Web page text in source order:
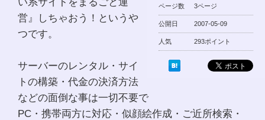
ページ数 3ページ
公開日 2007-05-09
人気 293ポイント
営』しちゃおう！というや
つです。
サーバーのレンタル・サイ
トの構築・代金の決済方法
などの面倒な事は一切不要で
PC・携帯両方に対応・似顔絵作成・ご近所検索・